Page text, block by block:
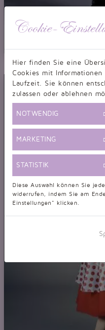
Abendkleid Spitze schwarz
Cookie-
Hier finden Sie eine
Cookies mit
Laufzeit. Sie können
zulassen oder ablehnen
NOTWENDIG
MARKETING
STATISTIK
Diese Auswahl können Sie
widerrufen, indem Sie am
Einstellungen" klicken.